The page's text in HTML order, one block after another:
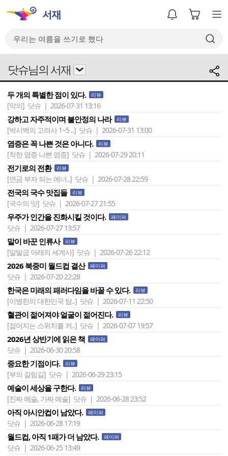
닷슈님의 서재
두 개의 특별한 점이 있다. 리뷰
[악의] 닷슈 | 2026-07-31 13:16
강하고 자주적이며 불안정의 나라 리뷰
[박시백의 고려사 1~5 ..] 닷슈 | 2026-07-31 13:00
염증은 꼭 나쁜 것은 아니다. 리뷰
[착한 염증 나쁜 염증] 닷슈 | 2026-07-29 20:11
전기로의 전환 리뷰
[연금 부자 되는 에너..] 닷슈 | 2026-07-28 22:59
전국의 국수 맛집들 리뷰
[국수의 맛] 닷슈 | 2026-07-27 21:55
우주가 인간을 진화시킬 것이다. 페이퍼
닷슈 | 2026-07-27 13:57
말이 바꾼 인류사 리뷰
[말발굽 아래의 세계사] 닷슈 | 2026-07-26 22:12
2026 북중미 월드컵 결산 페이퍼
닷슈 | 2026-07-20 22:28
한국은 미래의 패러다임을 바꿀 수 있다. 리뷰
[이병한의 대한민국 탐..] 닷슈 | 2026-07-11 22:50
혈관이 젊어져야 얼굴이 젊어진다. 리뷰
[젊어지는 스위치를 켜..] 닷슈 | 2026-07-07 19:57
2026년 상반기에 읽은 책 페이퍼
닷슈 | 2026-06-30 20:58
중요한 기점이다. 리뷰
[부의 갈림길] 닷슈 | 2026-06-29 23:15
예술이 세상을 구한다. 리뷰
[진짜 예술, 가짜 예술] 닷슈 | 2026-06-28 23:52
아직 아시안컵이 남았다. 페이퍼
닷슈 | 2026-06-28 17:19
월드컵, 아직 1패가 더 남았다. 페이퍼
닷슈 | 2026-06-25 13:49